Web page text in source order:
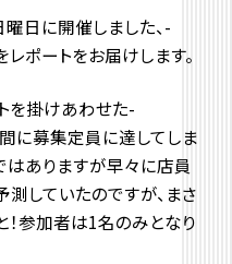
日に開催しました、-
ポートをお届けします。
を掛けあわせた-
に募集定員に達してしま
はありますが早々に店員
していたのですが、まさ
！参加者は1名のみとなり